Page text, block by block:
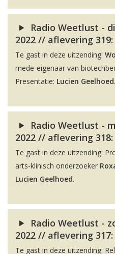
Radio Weetlust -
2022 // aflevering 319:
Te gast in deze uitzending:
mede-eigenaar van
Presentatie: Lucien Geelhoed.
Radio Weetlust -
2022 // aflevering 318:
Te gast in deze uitzending:
arts-klinisch onderzoeker
Lucien Geelhoed.
Radio Weetlust -
2022 // aflevering 317:
Te gast in deze uitzending: